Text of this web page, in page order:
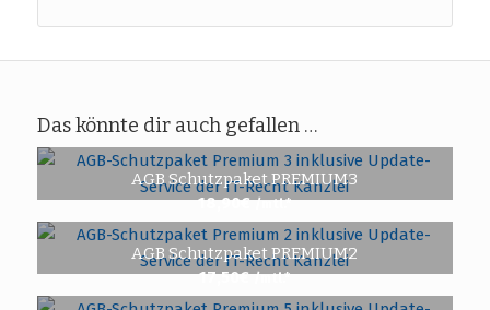
Das könnte dir auch gefallen …
AGB Schutzpaket PREMIUM3
18,90€ /mtl.*
AGB Schutzpaket PREMIUM2
17,50€ /mtl.*